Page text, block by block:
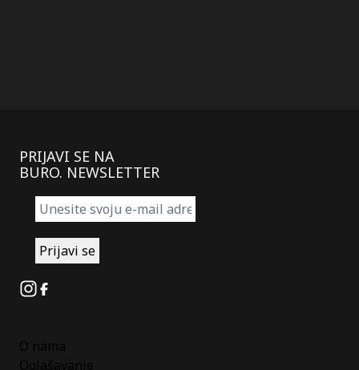
PRIJAVI SE NA
BURO. NEWSLETTER
Instagram
Facebook